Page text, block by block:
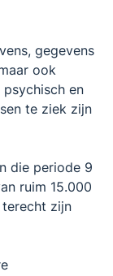
gegevens
ook
en
te ziek zijn
die periode 9
ruim 15.000
terecht zijn